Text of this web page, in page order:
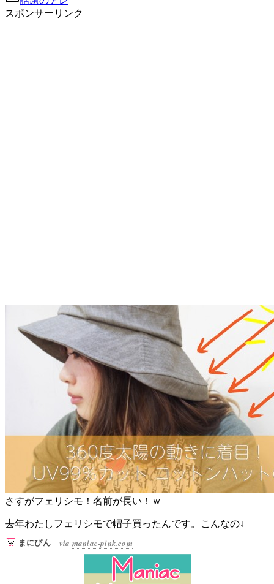
スポンサーリンク
さすがフェリシモ！名前が長い！ｗ
去年わたしフェリシモで帽子買ったんです。こんなの↓